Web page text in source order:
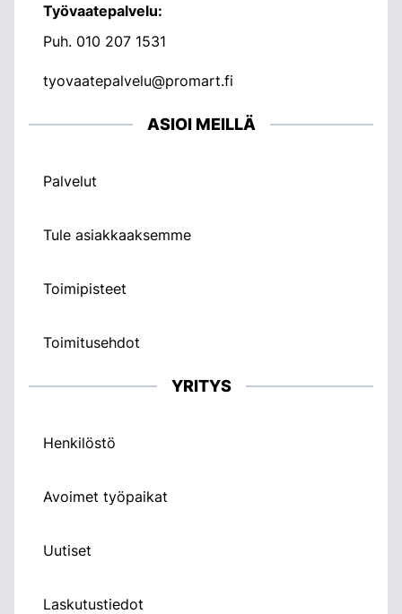
Työvaatepalvelu:
Puh. 010 207 1531
tyovaatepalvelu@promart.fi
ASIOI MEILLÄ
Palvelut
Tule asiakkaaksemme
Toimipisteet
Toimitusehdot
YRITYS
Henkilöstö
Avoimet työpaikat
Uutiset
Laskutustiedot